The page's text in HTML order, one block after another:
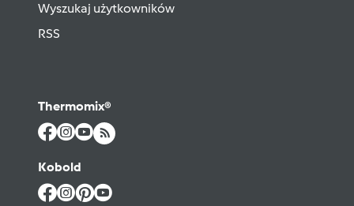
Wyszukaj użytkowników
RSS
Thermomix®
Kobold